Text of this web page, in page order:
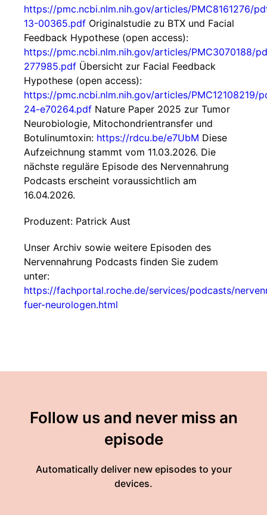
https://pmc.ncbi.nlm.nih.gov/articles/PMC8161276/
13-00365.pdf Originalstudie zu BTX und Facial
Feedback Hypothese (open access):
https://pmc.ncbi.nlm.nih.gov/articles/PMC3070188/
277985.pdf Übersicht zur Facial Feedback
Hypothese (open access):
https://pmc.ncbi.nlm.nih.gov/articles/PMC12108219/
24-e70264.pdf Nature Paper 2025 zur Tumor
Neurobiologie, Mitochondrientransfer und
Botulinumtoxin: https://rdcu.be/e7UbM Diese
Aufzeichnung stammt vom 11.03.2026. Die
nächste reguläre Episode des Nervennahrung
Podcasts erscheint voraussichtlich am
16.04.2026.
Produzent: Patrick Aust
Unser Archiv sowie weitere Episoden des
Nervennahrung Podcasts finden Sie zudem
unter:
https://fachportal.roche.de/services/podcasts/
fuer-neurologen.html
Follow us and never miss an
episode
Automatically deliver new episodes to your
devices.